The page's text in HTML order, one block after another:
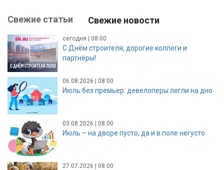
Свежие статьи Свежие новости
сегодня | 08:00
С Днём строителя, дорогие коллеги и
партнёры!
06.08.2026 | 08:00
Июль без премьер: девелоперы легли на дно
03.08.2026 | 08:00
Июль – на дворе пусто, да и в поле негусто
27.07.2026 | 08:00